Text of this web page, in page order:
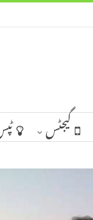
گیجٹس